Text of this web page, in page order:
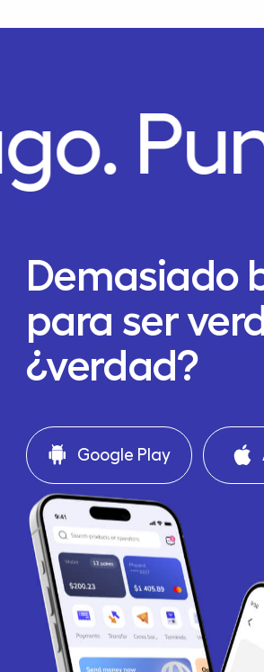
Demasiado
para ser
¿verdad?
Google Play